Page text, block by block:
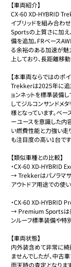
【車両紹介】
CX-60 XD-HYBRID
イブリッドを組み合わ
Sportsの上質さに加え
備を追加。FRベース
る余裕のある加速が魅
上しており、長距離移
【本車両ならではのポイ
Trekkerは2025年に追
ョンネットを標準装備
してジルコンサンドメ
様となっています。ベ
ーユースを意識した内
い燃費性能と力強い走
も注目度の高い1台です
【類似車種との比較】
・CX-60 XD-HYBRID
→ Trekkerはパノラマサ
アウトドア用途での使
・CX-60 XD-HYBRID
→ Premium Sportsは
ンルーフ標準装備や特
【車両状態】
内外装含めて非常に綺
ませんでしたが、中古
雨天時の査定となりま